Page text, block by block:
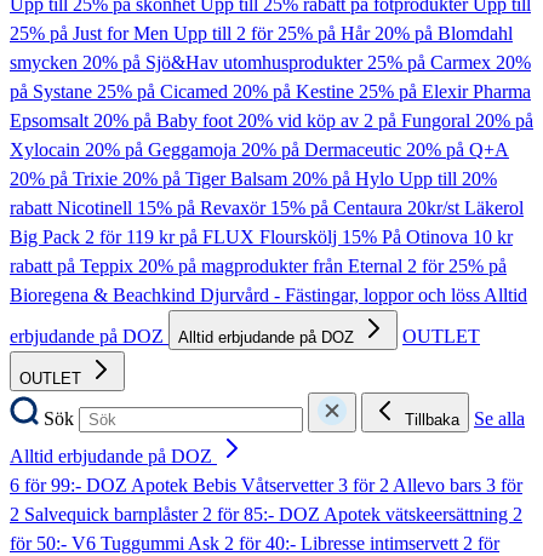
Upp till 25% på skönhetUpp till 25% rabatt på fotprodukterUpp till
25% på Just for Men Upp till 2 för 25% på Hår20% på Blomdahl
smycken 20% på Sjö&Hav utomhusprodukter25% på Carmex 20%
på Systane 25% på Cicamed 20% på Kestine 25% på Elexir Pharma
Epsomsalt20% på Baby foot20% vid köp av 2 på Fungoral 20% på
Xylocain 20% på Geggamoja 20% på Dermaceutic 20% på Q+A
20% på Trixie 20% på Tiger Balsam 20% på Hylo Upp till 20%
rabatt Nicotinell 15% på Revaxör 15% på Centaura 20kr/st Läkerol
Big Pack 2 för 119 kr på FLUX Flourskölj 15% På Otinova 10 kr
rabatt på Teppix 20% på magprodukter från Eternal 2 för 25% på
Bioregena & Beachkind Djurvård - Fästingar, loppor och lössAlltid
erbjudande på DOZ
Alltid erbjudande på DOZ OUTLET
OUTLET
Sök Tillbaka
Se alla
Alltid erbjudande på DOZ
6 för 99:- DOZ Apotek Bebis Våtservetter3 för 2 Allevo bars 3 för
2 Salvequick barnplåster2 för 85:- DOZ Apotek vätskeersättning 2
för 50:- V6 Tuggummi Ask 2 för 40:- Libresse intimservett2 för